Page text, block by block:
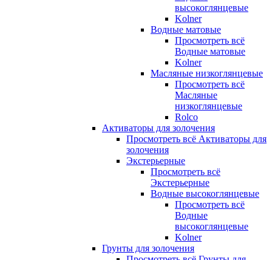
высокоглянцевые
Kolner
Водные матовые
Просмотреть всё
Водные матовые
Kolner
Масляные низкоглянцевые
Просмотреть всё
Масляные
низкоглянцевые
Rolco
Активаторы для золочения
Просмотреть всё Активаторы для
золочения
Экстерьерные
Просмотреть всё
Экстерьерные
Водные высокоглянцевые
Просмотреть всё
Водные
высокоглянцевые
Kolner
Грунты для золочения